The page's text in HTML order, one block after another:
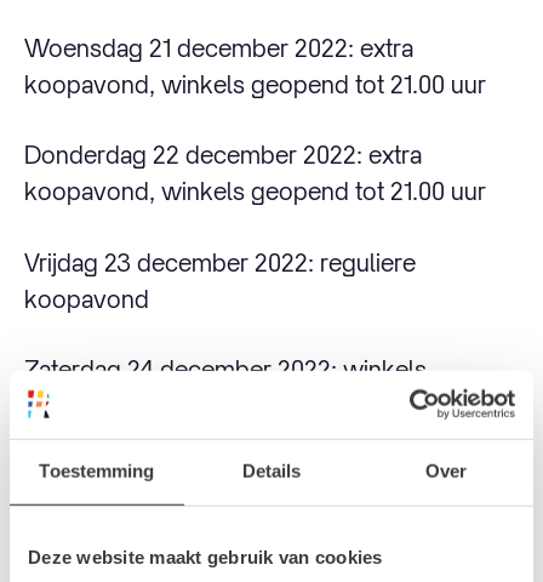
Toestemming Details Over
Deze website maakt gebruik van cookies
Woensdag 21 december 2022: extra
koopavond, winkels geopend tot 21.00 uur
Donderdag 22 december 2022: extra
koopavond, winkels geopend tot 21.00 uur
Vrijdag 23 december 2022: reguliere
koopavond
Zaterdag 24 december 2022: winkels
geopend tot 18.00 uur
Zondag 25 december 2022: gesloten
Maandag 26 december 2022: winkels